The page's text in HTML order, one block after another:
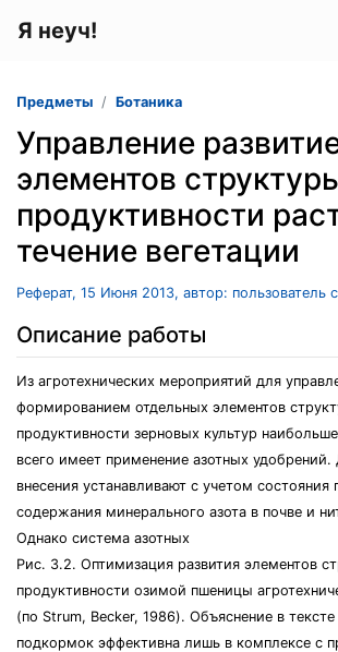
Я неуч!
Предметы Ботаника
Управление
элементов
продуктивности
течение вегетации
Реферат, 15 Июня 2013, автор: пользователь
Описание работы
Из агротехнических мероприятий для
формированием отдельных элементов
продуктивности зерновых культур
всего имеет применение азотных
внесения устанавливают с учетом состояния
содержания минерального азота в почве и
Однако система азотных
Рис. 3.2. Оптимизация развития элементов
продуктивности озимой пшеницы
(по Strum, Becker, 1986). Объяснение в тексте
подкормок эффективна лишь в комплексе с